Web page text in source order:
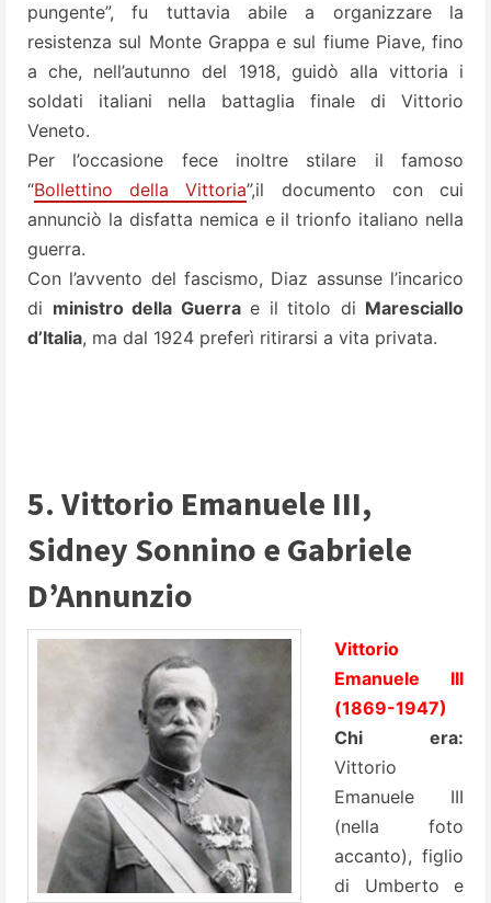
pungente”, fu tuttavia abile a organizzare la
resistenza sul Monte Grappa e sul fiume Piave, fino
a che, nell’autunno del 1918, guidò alla vittoria i
soldati italiani nella battaglia finale di Vittorio
Veneto.
Per l’occasione fece inoltre stilare il famoso
“Bollettino della Vittoria”,il documento con cui
annunciò la disfatta nemica e il trionfo italiano nella
guerra.
Con l’avvento del fascismo, Diaz assunse l’incarico
di ministro della Guerrae il titolo di Maresciallo
d’Italia, ma dal 1924 preferì ritirarsi a vita privata.
5. Vittorio Emanuele III,
Sidney Sonnino e Gabriele
D’Annunzio
Vittorio
Emanuele III
(1869-1947)
Chi era:
Vittorio
Emanuele III
(nella foto
accanto), figlio
di Umberto e